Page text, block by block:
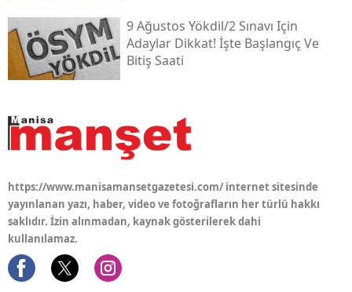
9 Ağustos Yökdi̇l/2 Sınavı Için
Adaylar Dikkat! İşte Başlangıç Ve
Bitiş Saati
https://www.manisamansetgazetesi.com/ internet sitesinde
yayınlanan yazı, haber, video ve fotoğrafların her türlü hakkı
saklıdır. İzin alınmadan, kaynak gösterilerek dahi
kullanılamaz.